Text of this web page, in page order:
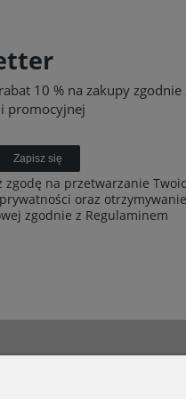
10 % na zakupy zgodnie
promocyjnej
Zapisz się
na przetwarzanie
oraz otrzymywanie
zgodnie z Regulaminem